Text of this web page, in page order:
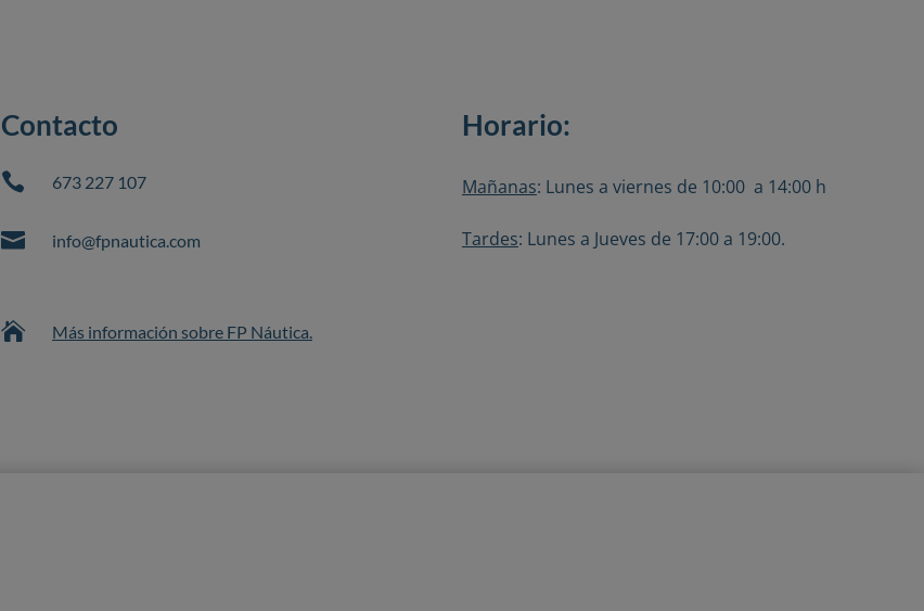
Contacto
 673 227 107
 info@fpnautica.com
 Más información sobre FP Náutica.
Horario:
Mañanas: Lunes a viernes de 10:00 a 14:00 h
Tardes: Lunes a Jueves de 17:00 a 19:00.